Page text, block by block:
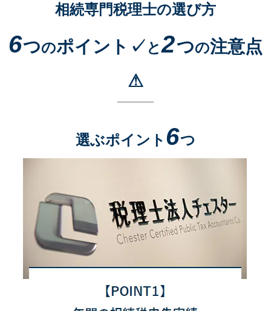
相続専門税理士の選び方
6つのポイント✓ と2つの注意点
⚠
選ぶポイント 6つ